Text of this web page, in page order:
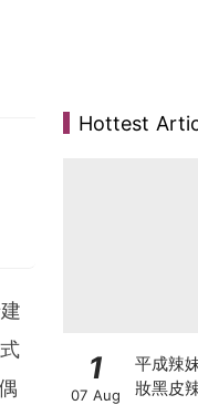
Hottest
1
07 Aug
平成辣
妝黑皮